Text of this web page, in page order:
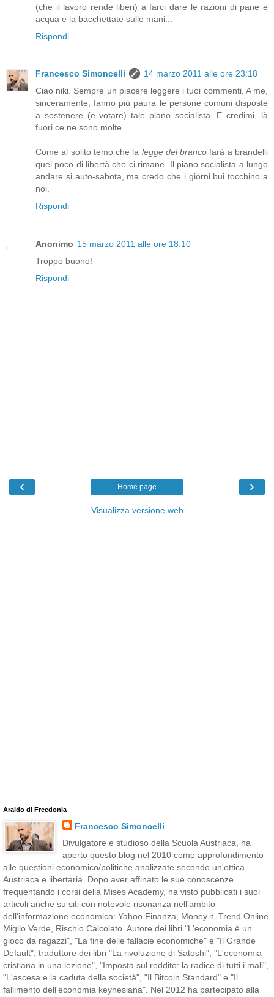
(che il lavoro rende liberi) a farci dare le razioni di pane e
acqua e la bacchettate sulle mani...
Rispondi
Francesco Simoncelli
14 marzo 2011 alle ore 23:18
Ciao niki. Sempre un piacere leggere i tuoi commenti. A me,
sinceramente, fanno più paura le persone comuni disposte
a sostenere (e votare) tale piano socialista. E credimi, là
fuori ce ne sono molte.
Come al solito temo che la legge del branco farà a brandelli
quel poco di libertà che ci rimane. Il piano socialista a lungo
andare si auto-sabota, ma credo che i giorni bui tocchino a
noi.
Rispondi
Anonimo 15 marzo 2011 alle ore 18:10
Troppo buono!
Rispondi
‹ ›
Home page
Visualizza versione web
Araldo di Freedonia
Francesco Simoncelli
Divulgatore e studioso della Scuola Austriaca, ha
aperto questo blog nel 2010 come approfondimento
alle questioni economico/politiche analizzate secondo un'ottica
Austriaca e libertaria. Dopo aver affinato le sue conoscenze
frequentando i corsi della Mises Academy, ha visto pubblicati i suoi
articoli anche su siti con notevole risonanza nell'ambito
dell'informazione economica: Yahoo Finanza, Money.it, Trend Online,
Miglio Verde, Rischio Calcolato. Autore dei libri "L'economia è un
gioco da ragazzi", "La fine delle fallacie economiche" e "Il Grande
Default"; traduttore dei libri "La rivoluzione di Satoshi", "L'economia
cristiana in una lezione", "Imposta sul reddito: la radice di tutti i mali",
"L'ascesa e la caduta della società", "Il Bitcoin Standard" e "Il
fallimento dell'economia keynesiana". Nel 2012 ha partecipato alla